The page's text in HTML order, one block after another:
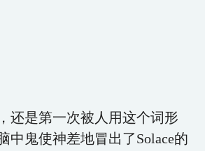
还是第一次被人用这个词形
中鬼使神差地冒出了Solace的